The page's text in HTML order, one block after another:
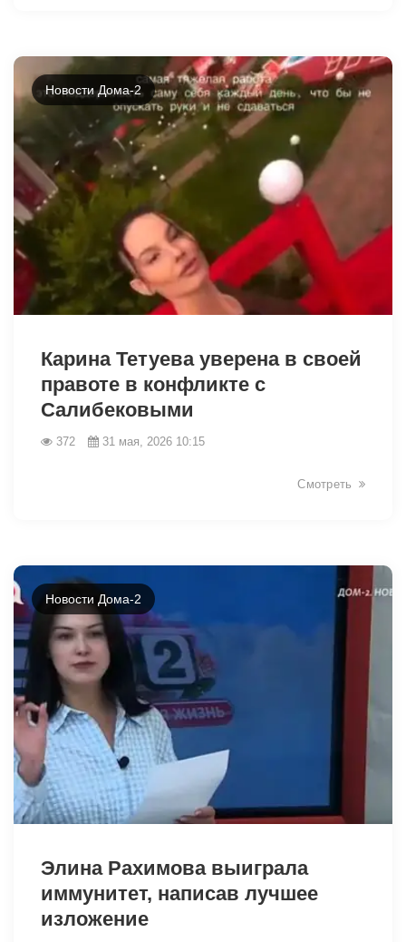
Новости Дома-2
Карина Тетуева уверена в своей
правоте в конфликте с
Салибековыми
372 31 мая, 2026 10:15
Смотреть
Новости Дома-2
Элина Рахимова выиграла
иммунитет, написав лучшее
изложение